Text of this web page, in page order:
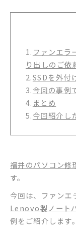
1. ファンエラ
り出しのご依
2.SSDを外付
3.今回の事例
4. まとめ
5.今回紹介し
福井のパソコン修
す。
今回は、ファンエ
Lenovo製ノート
例をご紹介します。